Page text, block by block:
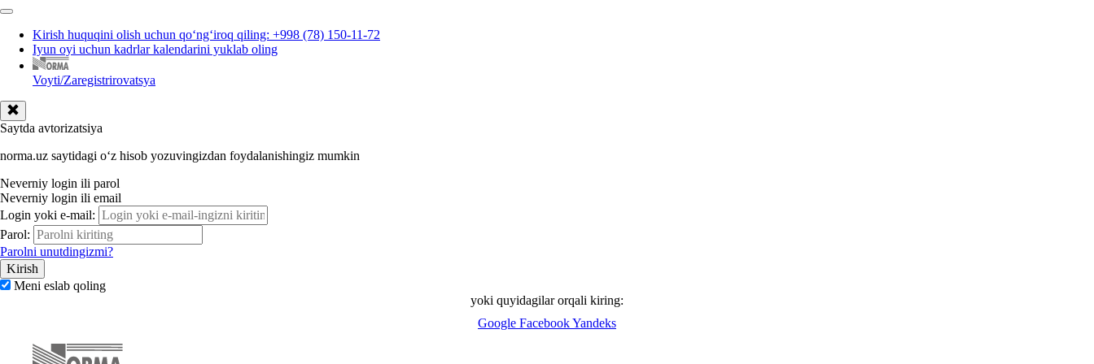
Kirish huquqini olish uchun qoʻngʻiroq qiling: +998 (78) 150-11-72
Iyun oyi uchun kadrlar kalendarini yuklab oling
Voyti/Zaregistrirovatsya
Saytda avtorizatsiya
norma.uz saytidagi oʻz hisob yozuvingizdan foydalanishingiz mumkin
Neverniy login ili parol
Neverniy login ili email
Login yoki e-mail:
Parol:
Parolni unutdingizmi?
Meni eslab qoling
yoki quyidagilar orqali kiring:
Google FacebookYandeks